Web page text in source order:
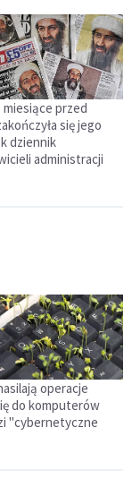
miesiące przed
się jego
dziennik
administracji
operacje
do komputerów
"cybernetyczne